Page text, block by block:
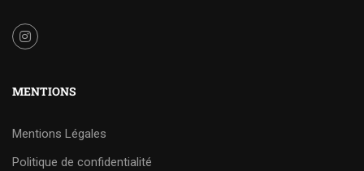
MENTIONS
Mentions Légales
Politique de confidentialité